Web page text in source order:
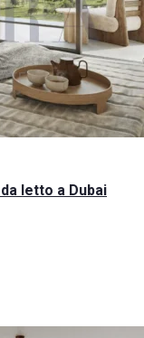
letto a Dubai